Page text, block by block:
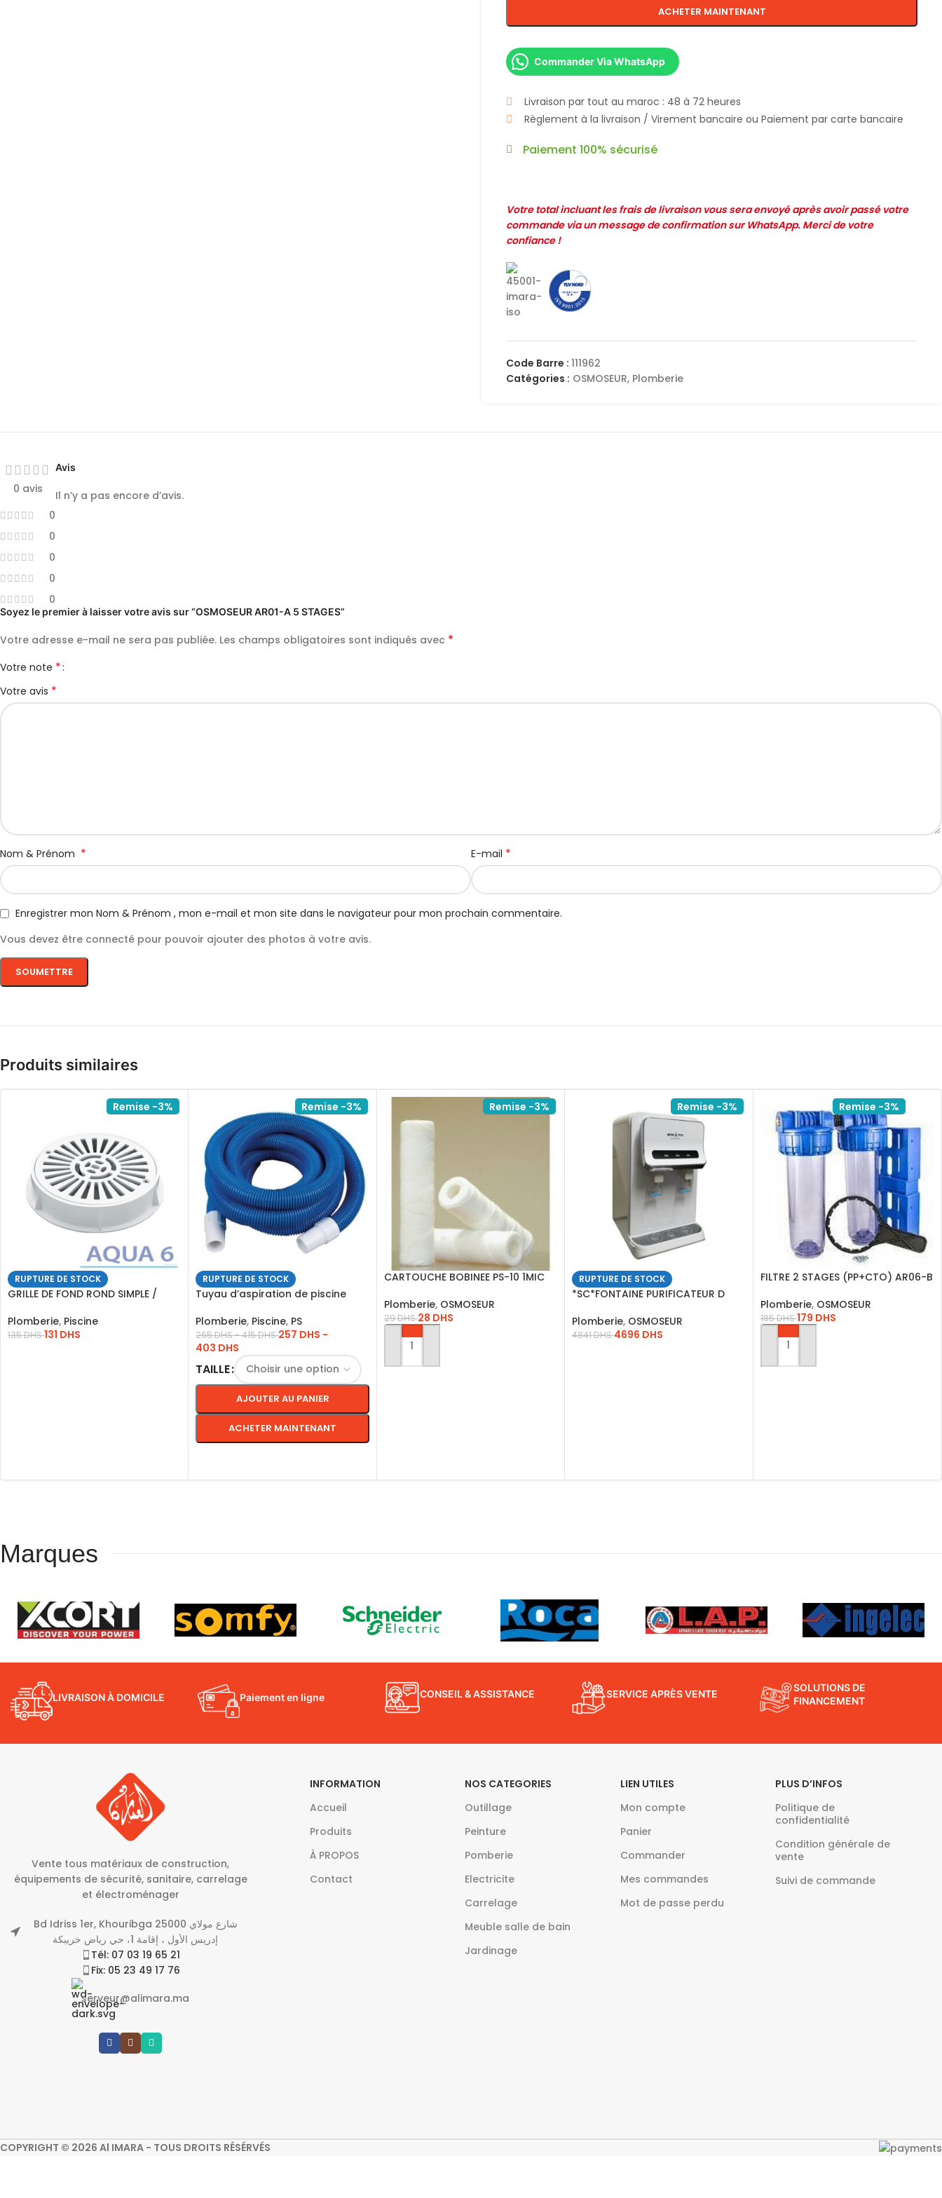
ACHETER MAINTENANT
Commander Via WhatsApp
Livraison par tout au maroc : 48 à 72 heures
Règlement à la livraison / Virement bancaire ou Paiement par carte bancaire
Paiement 100% sécurisé
Votre total incluant les frais de livraison vous sera envoyé après avoir passé votre
commande via un message de confirmation sur WhatsApp. Merci de votre
confiance !
Code Barre : 111962
Catégories : OSMOSEUR, Plomberie
0 avis
0
0
0
0
0
Avis
Il n’y a pas encore d’avis.
Soyez le premier à laisser votre avis sur “OSMOSEUR AR01-A 5 STAGES”
Votre adresse e-mail ne sera pas publiée. Les champs obligatoires sont indiqués avec *
Votre note *
Votre avis *
Nom & Prénom * E-mail *
Enregistrer mon Nom & Prénom , mon e-mail et mon site dans le navigateur pour mon prochain commentaire.
Vous devez être connecté pour pouvoir ajouter des photos à votre avis.
Produits similaires
Remise -3%
RUPTURE DE STOCK
GRILLE DE FOND ROND SIMPLE /
Plomberie, Piscine
135DHS131 DHS
Remise -3%
RUPTURE DE STOCK
Tuyau d’aspiration de piscine
Plomberie, Piscine, PS
265DHS-415DHS257 DHS -
403 DHS
TAILLE
AJOUTER AU PANIER
ACHETER MAINTENANT
Remise -3%
CARTOUCHE BOBINEE PS-10 1MIC
Plomberie, OSMOSEUR
29DHS28 DHS
AJOUTER AU PANIER
Remise -3%
RUPTURE DE STOCK
*SC*FONTAINE PURIFICATEUR D
Plomberie, OSMOSEUR
4841DHS 4696 DHS
Remise -3%
FILTRE 2 STAGES (PP+CTO) AR06-B
Plomberie, OSMOSEUR
185DHS179 DHS
AJOUTER AU PANIER
Marques
LIVRAISON À DOMICILE Paiement en ligne CONSEIL & ASSISTANCE SERVICE APRÈS VENTE
SOLUTIONS DE
FINANCEMENT
Vente tous matériaux de construction,
équipements de sécurité, sanitaire, carrelage
et électroménager
Bd Idriss 1er, Khouribga 25000 شارع مولاي
إدريس الأول ، إقامة 1، حي رياض خريبكة
Tél: 07 03 19 65 21
Fix: 05 23 49 17 76
serveur@alimara.ma
INFORMATION
Accueil
Produits
À PROPOS
Contact
NOS CATEGORIES
Outillage
Peinture
Pomberie
Electricite
Carrelage
Meuble salle de bain
Jardinage
LIEN UTILES
Mon compte
Panier
Commander
Mes commandes
Mot de passe perdu
PLUS D’INFOS
Politique de
confidentialité
Condition générale de
vente
Suivi de commande
COPYRIGHT © 2026 Al IMARA - TOUS DROITS RÉSÉRVÉS